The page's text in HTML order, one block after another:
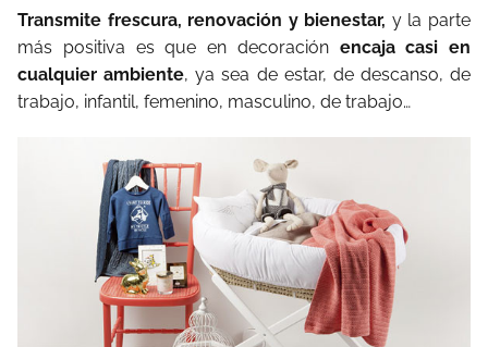
Transmite frescura, renovación y bienestar, y la parte
más positiva es que en decoración encaja casi en
cualquier ambiente, ya sea de estar, de descanso, de
trabajo, infantil, femenino, masculino, de trabajo…